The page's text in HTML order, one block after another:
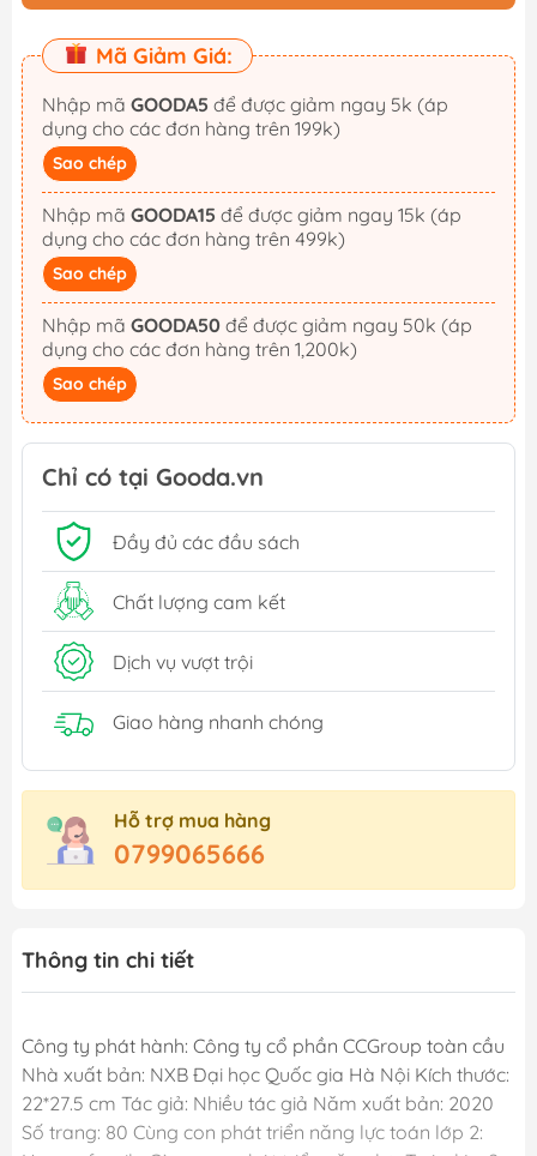
Mã Giảm Giá:
Nhập mã GOODA5
dụng cho các đơn hàng trên 199k)
Sao chép
Nhập mã GOODA15
dụng cho các đơn hàng trên 499k)
Sao chép
Nhập mã GOODA50
dụng cho các đơn hàng trên 1,200k)
Sao chép
Chỉ có tại Gooda.vn
Đầy đủ các đầu sách
Chất lượng cam kết
Dịch vụ vượt trội
Giao hàng nhanh chóng
Hỗ trợ mua hàng
0799065666
Thông tin chi tiết
Công ty phát hành: Công ty cổ phần CCGroup toàn cầu
Nhà xuất bản: NXB Đại học Quốc gia Hà Nội Kích thước:
22*27.5 cm Tác giả: Nhiều tác giả Năm xuất bản: 2020
Số trang: 80 Cùng con phát triển năng lực toán lớp 2: